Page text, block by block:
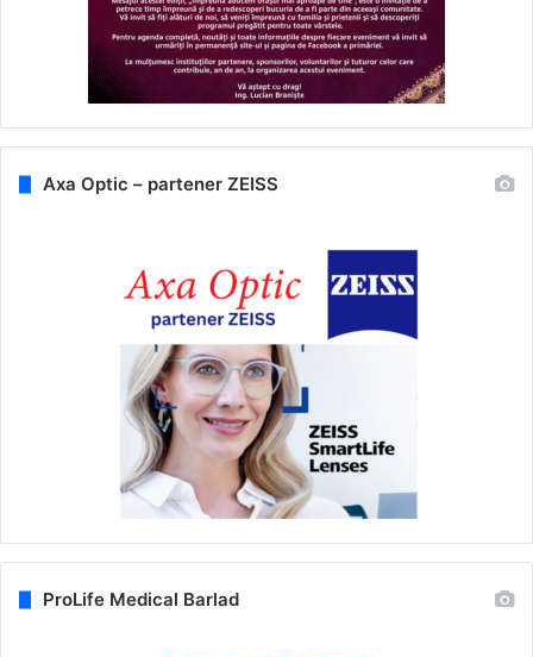
Axa Optic – partener ZEISS
ProLife Medical Barlad